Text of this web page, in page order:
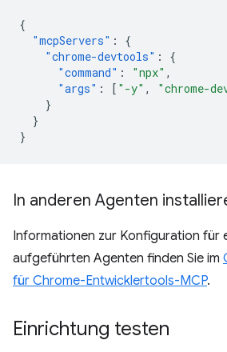
{
"mcpServers" :
{
"chrome-devtools" :
{
"command" : "npx" ,
"args" : [ "-y" , "chrome-
}
}
}
In anderen Agenten
Informationen zur Konfiguration für
aufgeführten Agenten finden Sie im
für Chrome-Entwicklertools-MCP.
Einrichtung testen